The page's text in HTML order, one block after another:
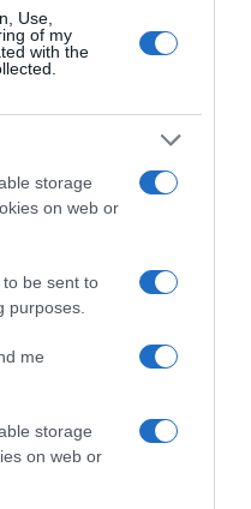
Use,
of my
with the
storage
on web or
be sent to
purposes.
me
storage
on web or